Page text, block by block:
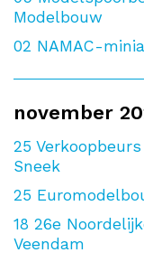
Modelbouw
02 NAMAC-
november
25
Sneek
25
18 26e
Veendam